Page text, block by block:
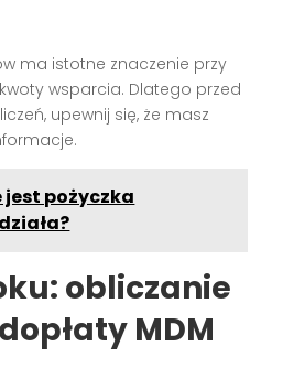
ma istotne znaczenie przy
wsparcia. Dlatego przed
upewnij się, że masz
jest pożyczka
obliczanie
MDM